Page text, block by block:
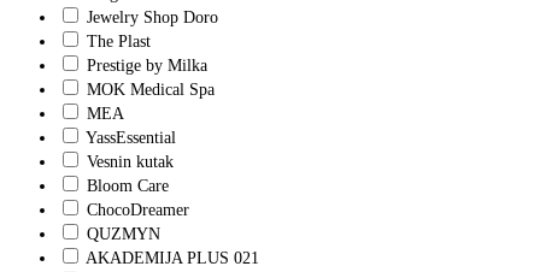
Jewelry Shop Doro
The Plast
Prestige by Milka
MOK Medical Spa
MEA
YassEssential
Vesnin kutak
Bloom Care
ChocoDreamer
QUZMYN
AKADEMIJA PLUS 021